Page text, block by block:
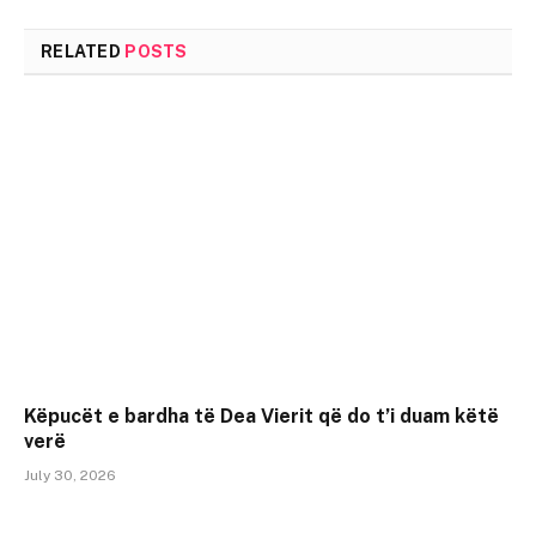
RELATED POSTS
Këpucët e bardha të Dea Vierit që do t’i duam këtë
verë
July 30, 2026